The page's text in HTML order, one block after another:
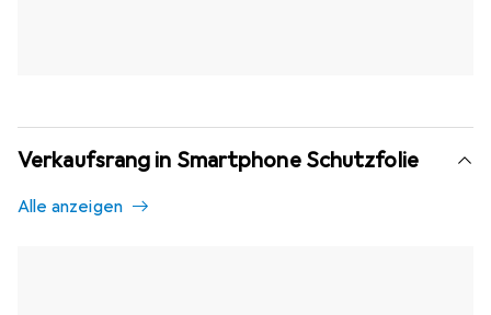
Verkaufsrang in Smartphone Schutzfolie
Alle anzeigen